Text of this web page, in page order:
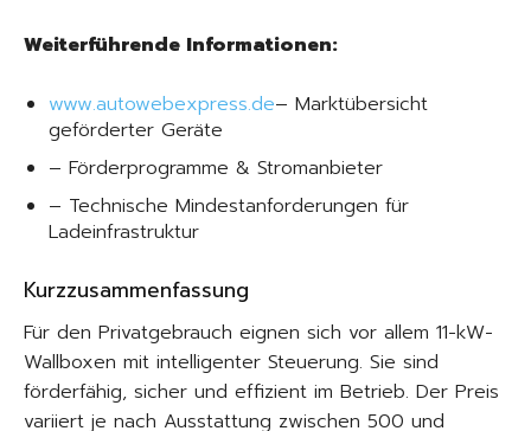
Weiterführende Informationen:
www.autowebexpress.de– Marktübersicht
geförderter Geräte
– Förderprogramme & Stromanbieter
– Technische Mindestanforderungen für
Ladeinfrastruktur
Kurzzusammenfassung
Für den Privatgebrauch eignen sich vor allem 11-kW-
Wallboxen mit intelligenter Steuerung. Sie sind
förderfähig, sicher und effizient im Betrieb. Der Preis
variiert je nach Ausstattung zwischen 500 und